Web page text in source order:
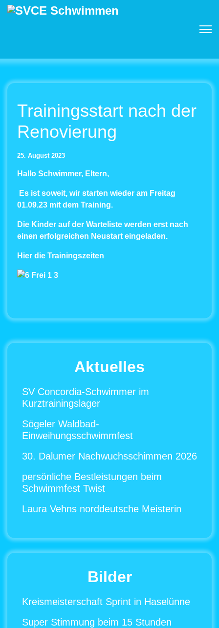
Trainingsstart nach der
Renovierung
25. August 2023
Hallo Schwimmer, Eltern,
Es ist soweit, wir starten wieder am Freitag
01.09.23 mit dem Training.
Die Kinder auf der Warteliste werden erst nach
einen erfolgreichen Neustart eingeladen.
Hier die Trainingszeiten
Aktuelles
SV Concordia-Schwimmer im
Kurztrainingslager
Sögeler Waldbad-
Einweihungsschwimmfest
30. Dalumer Nachwuchsschimmen 2026
persönliche Bestleistungen beim
Schwimmfest Twist
Laura Vehns norddeutsche Meisterin
Bilder
Kreismeisterschaft Sprint in Haselünne
Super Stimmung beim 15 Stunden